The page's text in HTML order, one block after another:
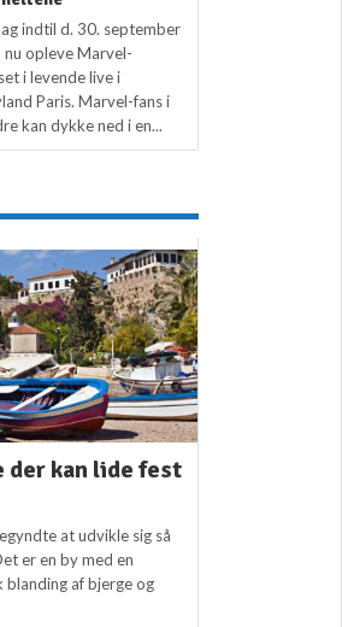
indtil d. 30. september
nu opleve Marvel-
i levende live i
Paris. Marvel-fans i
kan dykke ned i en...
der kan lide fest
at udvikle sig så
er en by med en
blanding af bjerge og